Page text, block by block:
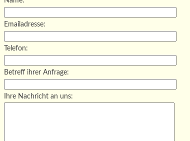
Emailadresse:
Telefon:
Betreff ihrer Anfrage:
Ihre Nachricht an uns: